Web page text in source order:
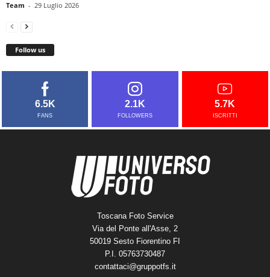
Team - 29 Luglio 2026
Follow us
6.5K
FANS
2.1K
FOLLOWERS
5.7K
ISCRITTI
Toscana Foto Service
Via del Ponte all'Asse, 2
50019 Sesto Fiorentino FI
P.I. 05763730487
contattaci@gruppotfs.it